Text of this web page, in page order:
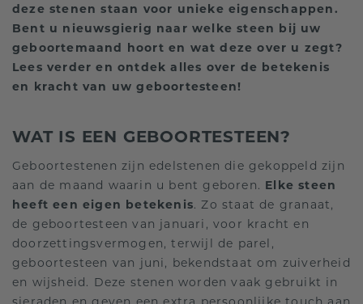
deze stenen staan voor unieke eigenschappen.
Bent u nieuwsgierig naar welke steen bij uw
geboortemaand hoort en wat deze over u zegt?
Lees verder en ontdek alles over de betekenis
en kracht van uw geboortesteen!
WAT IS EEN GEBOORTESTEEN?
Geboortestenen zijn edelstenen die gekoppeld zijn
aan de maand waarin u bent geboren. Elke steen
heeft een eigen betekenis. Zo staat de granaat,
de geboortesteen van januari, voor kracht en
doorzettingsvermogen, terwijl de parel,
geboortesteen van juni, bekendstaat om zuiverheid
en wijsheid. Deze stenen worden vaak gebruikt in